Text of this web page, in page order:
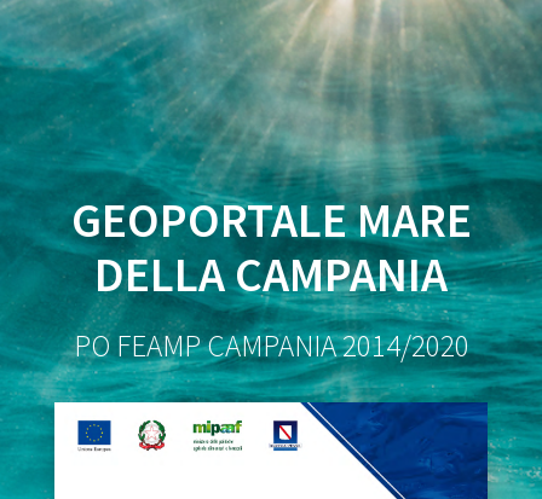
Salta
al
contenuto
GEOPORTALE MARE
DELLA CAMPANIA
PO FEAMP CAMPANIA 2014/2020